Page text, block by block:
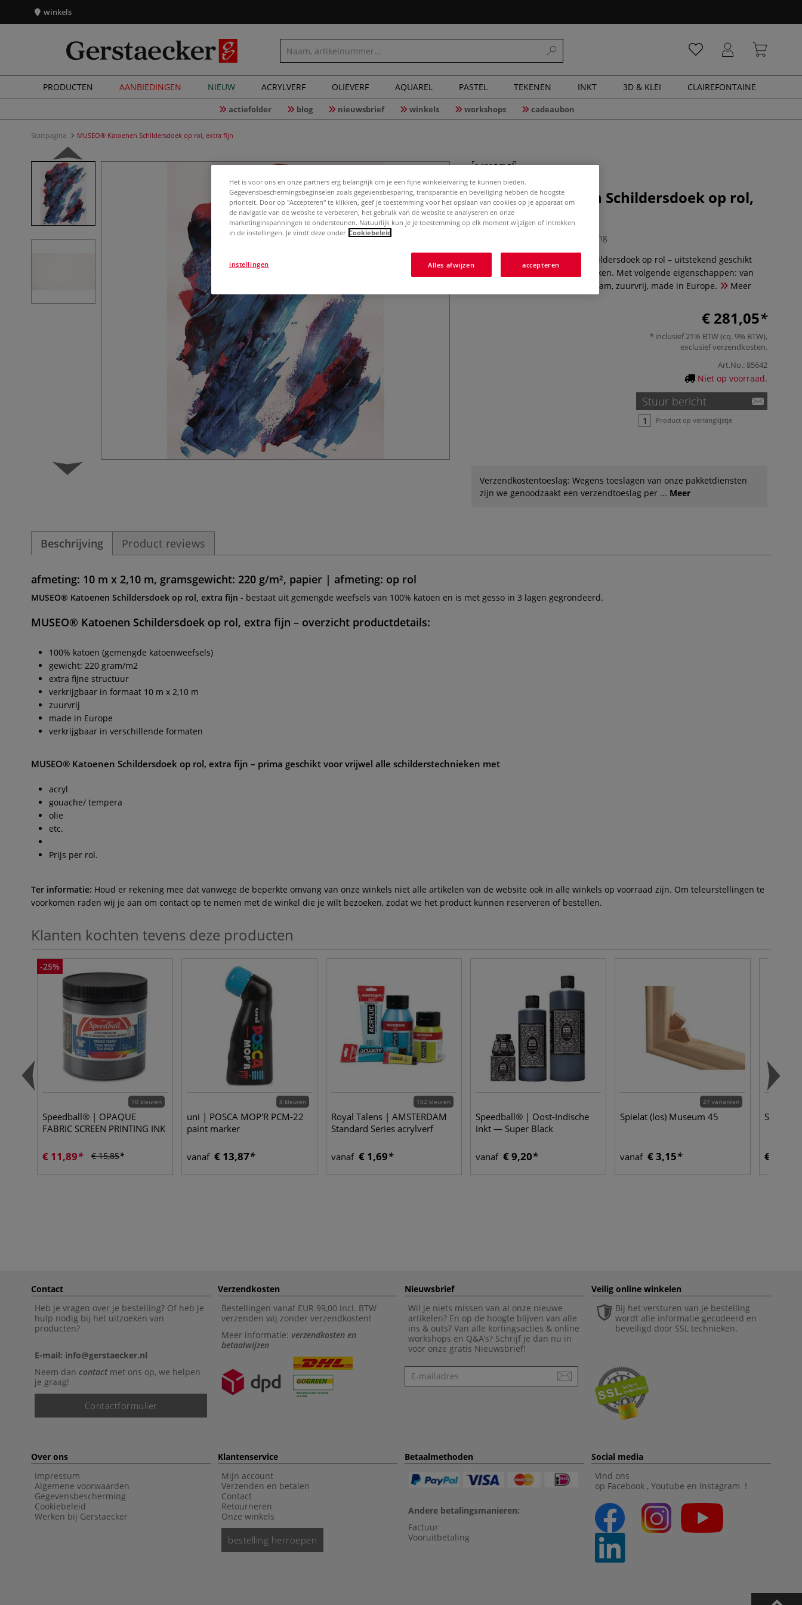
winkels
PRODUCTEN AANBIEDINGEN NIEUW ACRYLVERF OLIEVERF AQUAREL PASTEL TEKENEN INKT 3D & KLEI CLAIREFONTAINE
actiefolder blog nieuwsbrief winkels workshops cadeaubon
Startpagina MUSEO® Katoenen Schildersdoek op rol, extra fijn
MUSEO® Katoenen Schildersdoek op rol,
extra fijn
0 Beoordeling
Extra fijn MUSEO® Katoenen Schildersdoek op rol – uitstekend geschikt
voor vrijwel alle schilderstechnieken. Met volgende eigenschappen: van
100% extra fijne structuur, 220 gram, zuurvrij, made in Europe.
Meer
€ 281,05
inclusief 21% BTW (cq. 9% BTW),
exclusiefverzendkosten.
Art.No.: 85642
Niet op voorraad.
Stuur bericht
Product op verlanglijstje
Verzendkostentoeslag: Wegens toeslagen van onze pakketdiensten
zijn we genoodzaakt een verzendtoeslag per ... Meer
Beschrijving Product reviews
afmeting: 10 m x 2,10 m, gramsgewicht: 220 g/m², papier | afmeting: op rol
MUSEO® Katoenen Schildersdoek op rol, extra fijn - bestaat uit gemengde weefsels van 100% katoen en is met gesso in 3 lagen gegrondeerd.
MUSEO® Katoenen Schildersdoek op rol, extra fijn – overzicht productdetails:
100% katoen (gemengde katoenweefsels)
gewicht: 220 gram/m2
extra fijne structuur
verkrijgbaar in formaat 10 m x 2,10 m
zuurvrij
made in Europe
verkrijgbaar in verschillende formaten
MUSEO® Katoenen Schildersdoek op rol, extra fijn – prima geschikt voor vrijwel alle schilderstechnieken met
acryl
gouache/ tempera
olie
etc.
Prijs per rol.
Ter informatie: Houd er rekening mee dat vanwege de beperkte omvang van onze winkels niet alle artikelen van de website ook in alle winkels op voorraad zijn. Om teleurstellingen te
voorkomen raden wij je aan om contact op te nemen met de winkel die je wilt bezoeken, zodat we het product kunnen reserveren of bestellen.
Klanten kochten tevens deze producten
-25%
10 kleuren
Speedball® | OPAQUE
FABRIC SCREEN PRINTING INK
€ 11,89 € 15,85
8 kleuren
uni | POSCA MOP'R PCM-22
paint marker
vanaf € 13,87
102 kleuren
Royal Talens | AMSTERDAM
Standard Series acrylverf
vanaf € 1,69
Speedball® | Oost-Indische
inkt — Super Black
vanaf € 9,20
27 varianten
Spielat (los) Museum 45
vanaf € 3,15
Spantang
€ 42,85
Contact
Heb je vragen over je bestelling? Of heb je
hulp nodig bij het uitzoeken van
producten?
E-mail: info@gerstaecker.nl
Neem dan contactmet ons op, we helpen
je graag!
Contactformulier
Verzendkosten
Bestellingen vanaf EUR 99,00 incl. BTW
verzenden wij zonder verzendkosten!
Meer informatie: verzendkosten en
betaalwijzen
Nieuwsbrief
Wil je niets missen van al onze nieuwe
artikelen? En op de hoogte blijven van alle
ins & outs? Van alle kortingsacties & online
workshops en Q&A’s? Schrijf je dan nu in
voor onze gratis Nieuwsbrief!
Nieuwsbrief
Veilig online winkelen
Bij het versturen van je bestelling
wordt alle informatie gecodeerd en
beveiligd door SSL technieken.
Over ons
Impressum
Algemene voorwaarden
Gegevensbescherming
Cookiebeleid
Werken bij Gerstaecker
Klantenservice
Mijn account
Verzenden en betalen
Contact
Retourneren
Onze winkels
bestelling herroepen
Betaalmethoden
Andere betalingsmanieren:
Factuur
Vooruitbetaling
Social media
Vind ons
op Facebook , Youtube en Instagram !
Het is voor ons en onze partners erg belangrijk om je een fijne winkelervaring te kunnen bieden.
Gegevensbeschermingsbeginselen zoals gegevensbesparing, transparantie en beveiliging hebben de hoogste
prioriteit. Door op "Accepteren" te klikken, geef je toestemming voor het opslaan van cookies op je apparaat om
de navigatie van de website te verbeteren, het gebruik van de website te analyseren en onze
marketinginspanningen te ondersteunen. Natuurlijk kun je je toestemming op elk moment wijzigen of intrekken
in de instellingen. Je vindt deze onder Cookiebeleid
Alles afwijzen accepteren
instellingen